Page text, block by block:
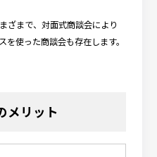
ざまで、対面式商談会により
使った商談会も存在します。
メリット